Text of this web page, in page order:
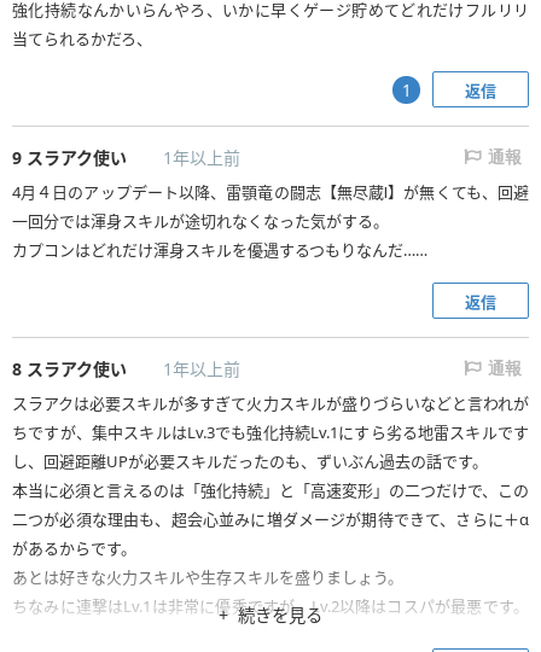
強化持続なんかいらんやろ、いかに早くゲージ貯めてどれだけフルリリ
当てられるかだろ、
返信
1
9 スラアク使い 1年以上前 通報
4月４日のアップデート以降、雷顎竜の闘志【無尽蔵Ⅰ】が無くても、回避
一回分では渾身スキルが途切れなくなった気がする。
カプコンはどれだけ渾身スキルを優遇するつもりなんだ……
返信
8 スラアク使い 1年以上前 通報
スラアクは必要スキルが多すぎて火力スキルが盛りづらいなどと言われが
ちですが、集中スキルはLv.3でも強化持続Lv.1にすら劣る地雷スキルです
し、回避距離UPが必要スキルだったのも、ずいぶん過去の話です。
本当に必須と言えるのは「強化持続」と「高速変形」の二つだけで、この
二つが必須な理由も、超会心並みに増ダメージが期待できて、さらに＋α
があるからです。
あとは好きな火力スキルや生存スキルを盛りましょう。
ちなみに連撃はLv.1は非常に優秀ですが、Lv.2以降はコスパが最悪です。
続きを見る